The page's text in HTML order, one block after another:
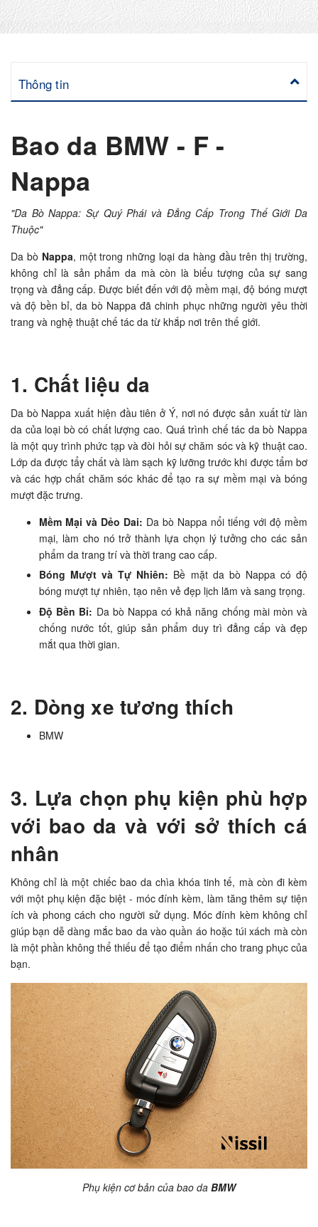
Thông tin
Bao da BMW - F -
Nappa
"Da Bò Nappa: Sự Quý Phái và Đẳng Cấp Trong Thế Giới Da
Thuộc"
Da bò Nappa, một trong những loại da hàng đầu trên thị trường,
không chỉ là sản phẩm da mà còn là biểu tượng của sự sang
trọng và đẳng cấp. Được biết đến với độ mềm mại, độ bóng mượt
và độ bền bỉ, da bò Nappa đã chinh phục những người yêu thời
trang và nghệ thuật chế tác da từ khắp nơi trên thế giới.
1. Chất liệu da
Da bò Nappa xuất hiện đầu tiên ở Ý, nơi nó được sản xuất từ làn
da của loại bò có chất lượng cao. Quá trình chế tác da bò Nappa
là một quy trình phức tạp và đòi hỏi sự chăm sóc và kỹ thuật cao.
Lớp da được tẩy chất và làm sạch kỹ lưỡng trước khi được tẩm bơ
và các hợp chất chăm sóc khác để tạo ra sự mềm mại và bóng
mượt đặc trưng.
Mềm Mại và Dẻo Dai: Da bò Nappa nổi tiếng với độ mềm
mại, làm cho nó trở thành lựa chọn lý tưởng cho các sản
phẩm da trang trí và thời trang cao cấp.
Bóng Mượt và Tự Nhiên: Bề mặt da bò Nappa có độ
bóng mượt tự nhiên, tạo nên vẻ đẹp lịch lãm và sang trọng.
Độ Bền Bỉ: Da bò Nappa có khả năng chống mài mòn và
chống nước tốt, giúp sản phẩm duy trì đẳng cấp và đẹp
mắt qua thời gian.
2. Dòng xe tương thích
BMW
3. Lựa chọn phụ kiện phù hợp
với bao da và với sở thích cá
nhân
Không chỉ là một chiếc bao da chìa khóa tinh tế, mà còn đi kèm
với một phụ kiện đặc biệt - móc đính kèm, làm tăng thêm sự tiện
ích và phong cách cho người sử dụng. Móc đính kèm không chỉ
giúp bạn dễ dàng mắc bao da vào quần áo hoặc túi xách mà còn
là một phần không thể thiếu để tạo điểm nhấn cho trang phục của
bạn.
Phụ kiện cơ bản của bao da BMW